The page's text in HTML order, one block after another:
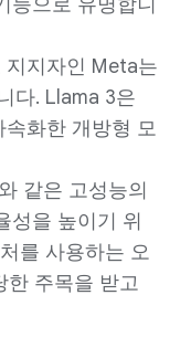
지지자인 Meta는
다. Llama 3은
화한 개방형 모
같은 고성능의
성을 높이기 위
를 사용하는 오
한 주목을 받고